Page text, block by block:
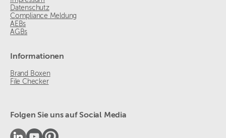
Datenschutz
Compliance Meldung
AEBs
AGBs
Informationen
Brand Boxen
File Checker
Folgen Sie uns auf Social Media